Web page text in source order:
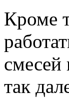
Кроме
так